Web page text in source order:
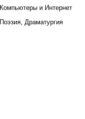
Компьютеры и Интернет
Поэзия, Драматургия